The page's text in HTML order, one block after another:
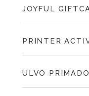
JOYFUL
PRINTER
ULVÖ